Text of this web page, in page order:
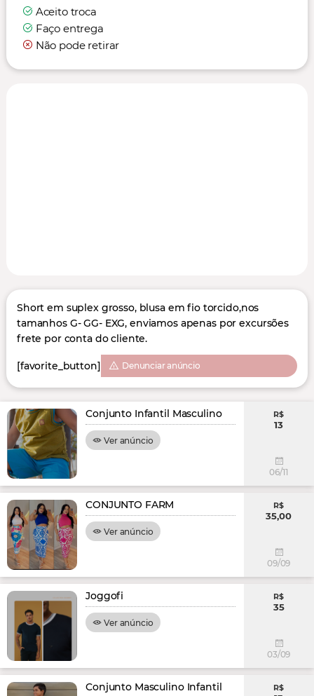
Aceito troca
Faço entrega
Não pode retirar
Short em suplex grosso, blusa em fio torcido,nos
tamanhos G- GG- EXG, enviamos apenas por excursões
frete por conta do cliente.
[favorite_button] Denunciar anúncio
Conjunto Infantil Masculino
Ver anúncio
R$
13
06/11
CONJUNTO FARM
Ver anúncio
R$
35,00
09/09
Joggofi
Ver anúncio
R$
35
03/09
Conjunto Masculino Infantil R$